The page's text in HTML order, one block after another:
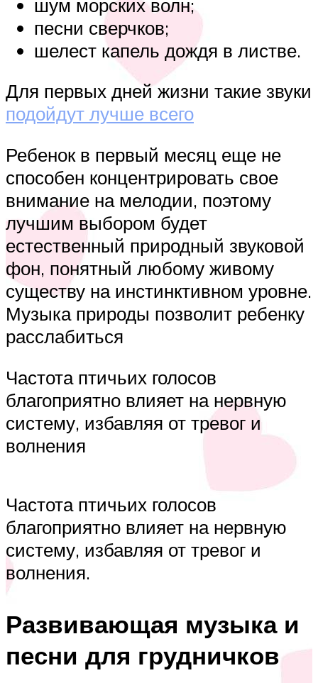
шум морских волн;
песни сверчков;
шелест капель дождя в листве.
Для первых дней жизни такие звуки
подойдут лучше всего
Ребенок в первый месяц еще не
способен концентрировать свое
внимание на мелодии, поэтому
лучшим выбором будет
естественный природный звуковой
фон, понятный любому живому
существу на инстинктивном уровне.
Музыка природы позволит ребенку
расслабиться
Частота птичьих голосов
благоприятно влияет на нервную
систему, избавляя от тревог и
волнения
Частота птичьих голосов
благоприятно влияет на нервную
систему, избавляя от тревог и
волнения.
Развивающая музыка и
песни для грудничков